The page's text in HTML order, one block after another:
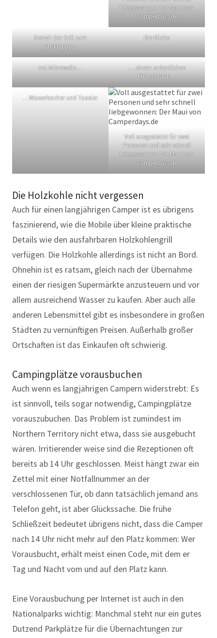
liebgewonnen: Der Maui von
Camperdays.de
Genial: Der Grill zum
Ausklappen.
Die Küche
mit Mikrowelle…
… einem ordentlichen
Kühlschrank…
…Wasserkocher und Toaster.
Voll ausgestattet für zwei
Personen und sehr schnell
liebgewonnen: Der Maui von
Camperdays.de
Die Holzkohle nicht vergessen
Auch für einen langjährigen Camper ist es übrigens
faszinierend, wie die Mobile über kleine praktische
Details wie den ausfahrbaren Holzkohlengrill
verfügen. Die Holzkohle allerdings ist nicht an Bord.
Ohnehin ist es ratsam, gleich nach der Übernahme
einen der riesigen Supermärkte anzusteuern und vor
allem ausreichend Wasser zu kaufen. Aber auch alle
anderen Lebensmittel gibt es insbesondere in großen
Städten zu vernünftigen Preisen. Außerhalb großer
Ortschaften ist das Einkaufen oft schwierig.
Campingplätze vorausbuchen
Auch wenn es langjährigen Campern widerstrebt: Es
ist sinnvoll, teils sogar notwendig, Campingplätze
vorauszubuchen. Das Problem ist zumindest im
Northern Territory nicht etwa, dass sie ausgebucht
wären. Irritierender weise sind die Rezeptionen oft
bereits ab 14 Uhr geschlossen. Meist hängt zwar ein
Zettel mit einer Notfallnummer an der
verschlossenen Tür, ob dann tatsächlich jemand ans
Telefon geht, ist aber Glückssache. Die frühe
Schließzeit bedeutet übrigens nicht, dass die Camper
nach 14 Uhr nicht mehr auf den Platz kommen: Wer
Vorausbucht, erhält meist einen Code, mit dem er
Tag und Nacht vom und auf den Platz kann.
Eine Vorausbuchung per Internet ist auch in den
Nationalparks wichtig: Manchmal steht nur ein gutes
Dutzend Parkplätze für die Übernachtungen zur